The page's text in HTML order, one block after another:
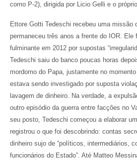
como P-2), dirigida por Licio Gelli e o
Ettore Gotti Tedeschi recebeu uma missão
permaneceu três anos a frente do IOR. Ele
fulminante em 2012 por supostas
Tedeschi saiu do banco poucas horas
mordomo do Papa, justamente no
estava sendo investigado por suposta
lavagem de dinheiro. Na verdade, a
outro episódio da guerra entre facções no
seu posto, Tedeschi começou a elaborar
registrou o que foi descobrindo: contas
dinheiro sujo de “políticos, intermediários,
funcionários do Estado”. Até Matteo